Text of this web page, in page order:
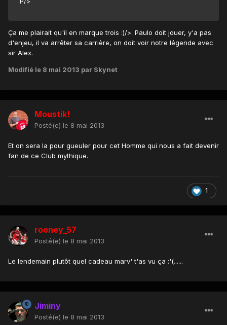
Ça me plairait qu'il en marque trois :)/>. Paulo doit jouer, y'a pas
d'enjeu, il va arrêter sa carrière, on doit voir notre légende avec
sir Alex.
Modifié le 8 mai 2013 par Skynet
Moustik!
Posté(e) le 8 mai 2013
Et on sera la pour gueuler pour cet Homme qui nous a fait devenir
fan de ce Club mythique.
1
rooney_57
Posté(e) le 8 mai 2013
Le lendemain plutôt quel cadeau marv' t'as vu ça :'(......
Jiminy
Posté(e) le 8 mai 2013